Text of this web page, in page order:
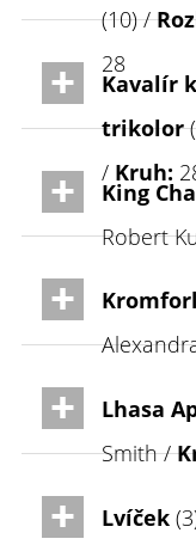
(10) /
28
Kavalír
trikolor
/ Kruh:
King
Robert
Lhasa
Smith /
Lvíček